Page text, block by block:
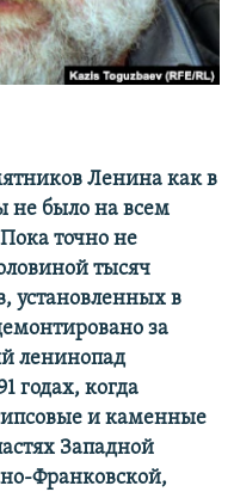
Ленина как в
не было на всем
точно не
тысяч
установленных в
за
ленинопад
годах, когда
и каменные
Западной
Франковской,